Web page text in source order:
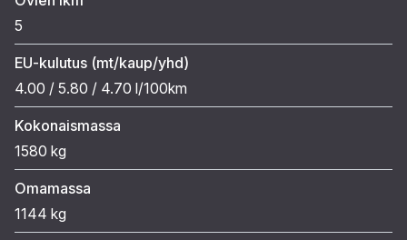
5
EU-kulutus (mt/kaup/yhd)
4.00 / 5.80 / 4.70 l/100km
Kokonaismassa
1580 kg
Omamassa
1144 kg